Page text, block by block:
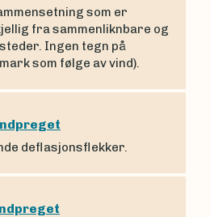
som er
fra sammenliknbare og
Ingen tegn på
som følge av vind).
deflasjonsflekker.